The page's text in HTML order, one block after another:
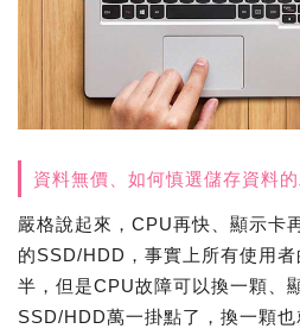
資料無價、如何慎選儲存資料的
嚴格說起來，CPU再快、顯示卡
的SSD/HDD，事實上所有使用
半，但是CPU故障可以換一顆、
SSD/HDD萬一掛點了，換一顆